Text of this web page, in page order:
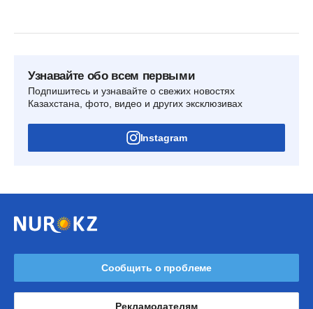
Узнавайте обо всем первыми
Подпишитесь и узнавайте о свежих новостях
Казахстана, фото, видео и других эксклюзивах
Instagram
Сообщить о проблеме
Рекламодателям